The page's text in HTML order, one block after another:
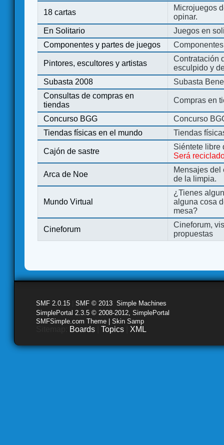
18 cartas
Microjuegos
opinar.
En Solitario
Juegos en
Componentes y partes de juegos
Pintores, escultores y artistas
Contratación
esculpido y
Subasta 2008
Subasta
Consultas de compras en
tiendas
Compras en
Concurso BGG
Concurso
Tiendas físicas en el mundo
Tiendas
Cajón de sastre
Siéntete libre
Será
Arca de Noe
Mensajes del
de la limpia.
Mundo Virtual
¿Tienes
alguna cosa
mesa?
Cineforum
Cineforum,
propuestas
SMF 2.0.15 SMF © 2013 Simple Machines
SimplePortal 2.3.5 © 2008-2012, SimplePortal
SMFSimple.com Theme | Skin Samp
Boards Topics XML